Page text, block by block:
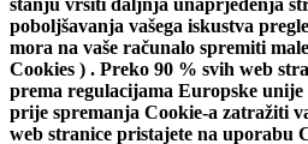
poboljšavanja vašega iskustva
mora na vaše računalo spremiti
Cookies ) . Preko 90 % svih web
prema regulacijama Europske unije
prije spremanja Cookie-a zatražiti
web stranice pristajete na uporabu